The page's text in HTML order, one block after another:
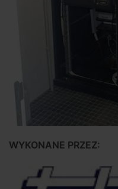
WYKONANE PRZEZ: